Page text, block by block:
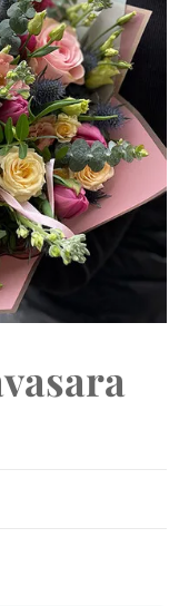
Next